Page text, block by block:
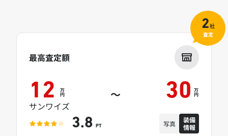
最高査定額
12 万
円 ～ 30 万
円
サンワイズ
3.8 PT 写真
装備
情報
2社
査定